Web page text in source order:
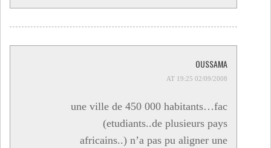
OUSSAMA
02/09/2008 AT 19:25
une ville de 450 000 habitants…fac
(etudiants..de plusieurs pays
africains..) n’a pas pu aligner une